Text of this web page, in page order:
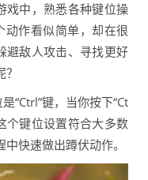
戏中，熟悉各种键位操
动作看似简单，却在很
避敌人攻击、寻找更好
“Ctrl”键，当你按下“Ct
个键位设置符合大多数
快速做出蹲伏动作。